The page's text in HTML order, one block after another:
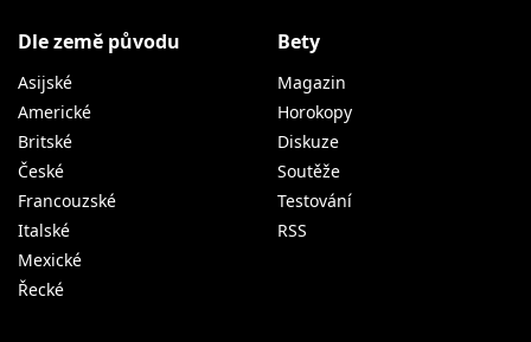
Dle země původu
Asijské
Americké
Britské
České
Francouzské
Italské
Mexické
Řecké
Bety
Magazin
Horokopy
Diskuze
Soutěže
Testování
RSS